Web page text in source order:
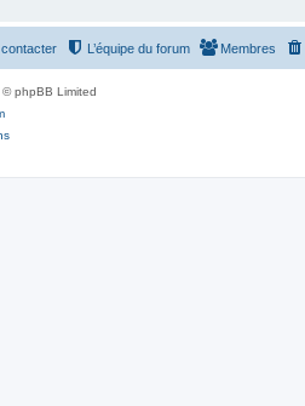
Membres
L’équipe du forum
phpBB Limited